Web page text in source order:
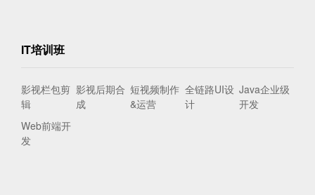
学员案例
IT培训班
影视栏包剪
辑
影视后期合
成
短视频制作
&运营
全链路UI设
计
Java企业级
开发
Web前端开
发